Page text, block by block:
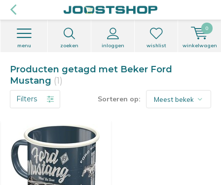
zoeken inloggen
menu wishlist winkelwagen
0
Producten getagd met Beker Ford
Mustang (1)
Filters Sorteren op: